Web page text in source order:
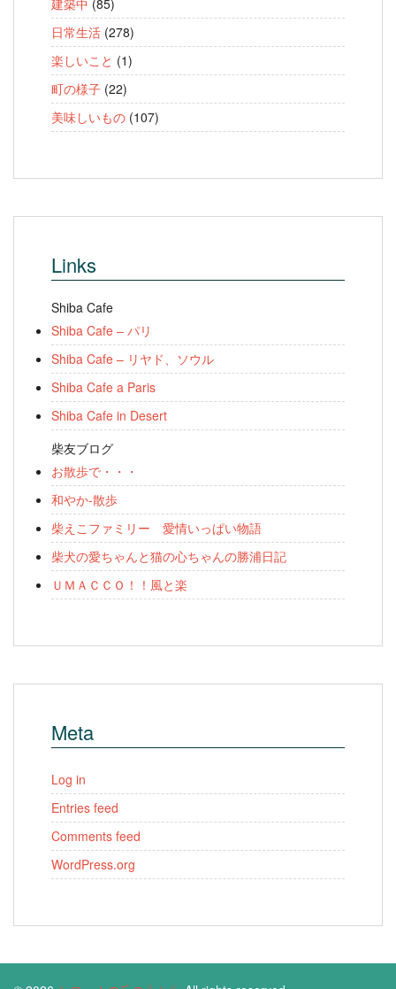
日常生活 (278)
楽しいこと (1)
町の様子 (22)
美味しいもの (107)
Links
Shiba Cafe
Shiba Cafe – パリ
Shiba Cafe – リヤド、ソウル
Shiba Cafe a Paris
Shiba Cafe in Desert
柴友ブログ
お散歩で・・・
和やか-散歩
柴えこファミリー 愛情いっぱい物語
柴犬の愛ちゃんと猫の心ちゃんの勝浦日記
ＵＭＡＣＣＯ！！風と楽
Meta
Log in
Entries feed
Comments feed
WordPress.org